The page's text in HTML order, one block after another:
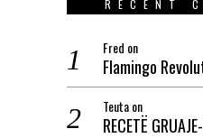
RECENT
Fred on
Flamingo
Teutaon
RECETË